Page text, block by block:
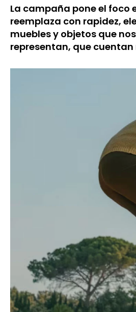
La campaña pone el foco
reemplaza con rapidez,
muebles y objetos que
representan, que